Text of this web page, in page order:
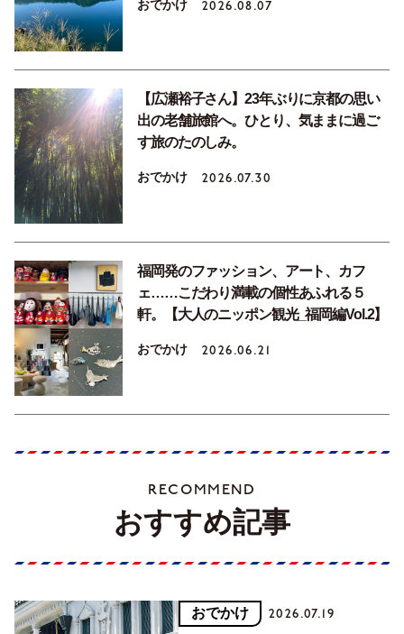
おでかけ 2026.08.07
【広瀬裕子さん】23年ぶりに京都の思い
出の老舗旅館へ。ひとり、気ままに過ご
す旅のたのしみ。
おでかけ 2026.07.30
福岡発のファッション、アート、カフ
ェ……こだわり満載の個性あふれる５
軒。【大人のニッポン観光_福岡編Vol.2】
おでかけ 2026.06.21
RECOMMEND
おすすめ記事
おでかけ 2026.07.19